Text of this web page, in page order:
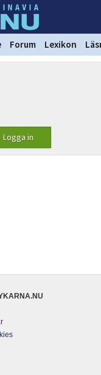
Forum Lexikon